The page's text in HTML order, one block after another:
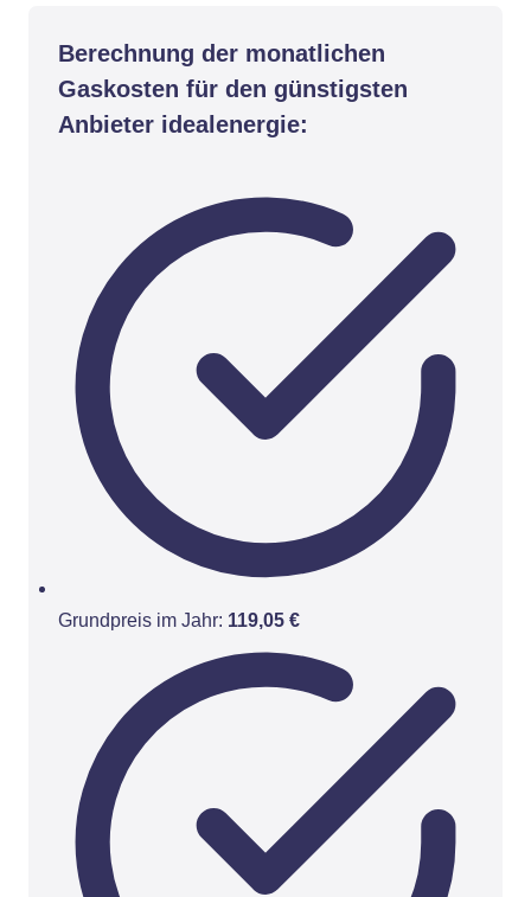
Berechnung der monatlichen
Gaskosten für den günstigsten
Anbieter idealenergie:
Grundpreis im Jahr: 119,05 €